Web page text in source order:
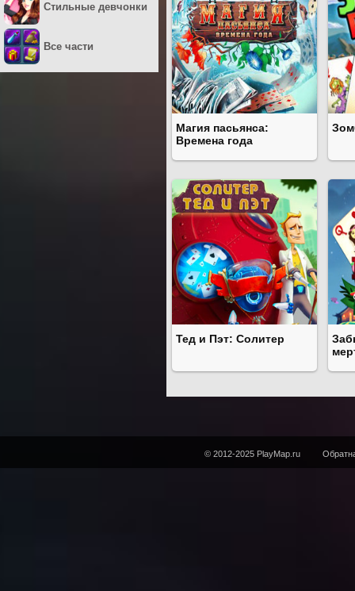
Магия пасьянса:
Времена года
Тед и Пэт: Солитер
Стильные девчонки
Все части
© 2012-2025 PlayMap.ru